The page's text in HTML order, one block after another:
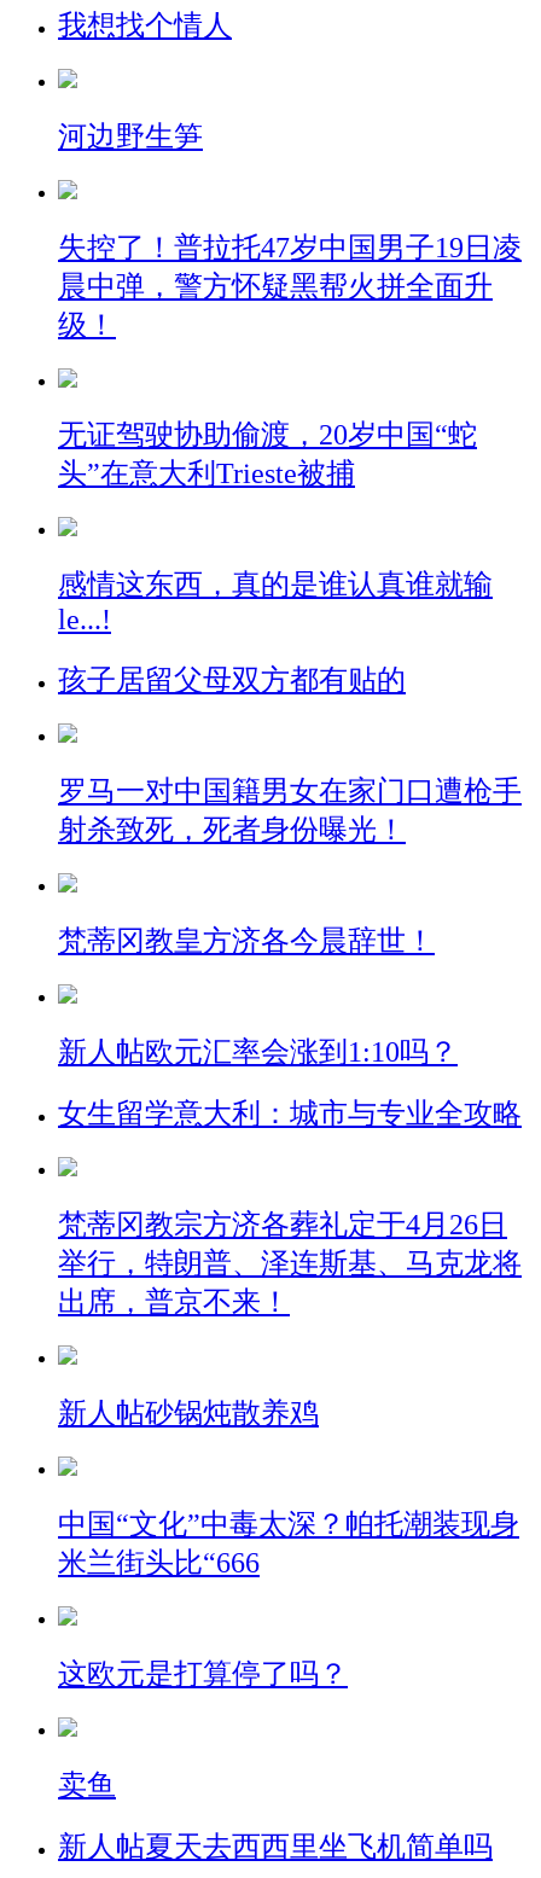
我想找个情人
河边野生笋
失控了！普拉托47岁中国男子19日凌
晨中弹，警方怀疑黑帮火拼全面升
级！
无证驾驶协助偷渡，20岁中国“蛇
头”在意大利Trieste被捕
感情这东西，真的是谁认真谁就输
le...!
孩子居留父母双方都有贴的
罗马一对中国籍男女在家门口遭枪手
射杀致死，死者身份曝光！
梵蒂冈教皇方济各今晨辞世！
新人帖欧元汇率会涨到1:10吗？
女生留学意大利：城市与专业全攻略
梵蒂冈教宗方济各葬礼定于4月26日
举行，特朗普、泽连斯基、马克龙将
出席，普京不来！
新人帖砂锅炖散养鸡
中国“文化”中毒太深？帕托潮装现身
米兰街头比“666
这欧元是打算停了吗？
卖鱼
新人帖夏天去西西里坐飞机简单吗